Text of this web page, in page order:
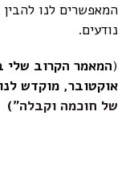
המאפשרים לנו
נודעים.
(המאמר הקרוב שלי
אוקטובר, מוקדש
של חוכמה וקבלה")